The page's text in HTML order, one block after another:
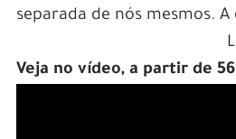
separada de nós mesmos. A
Veja no vídeo, a partir de